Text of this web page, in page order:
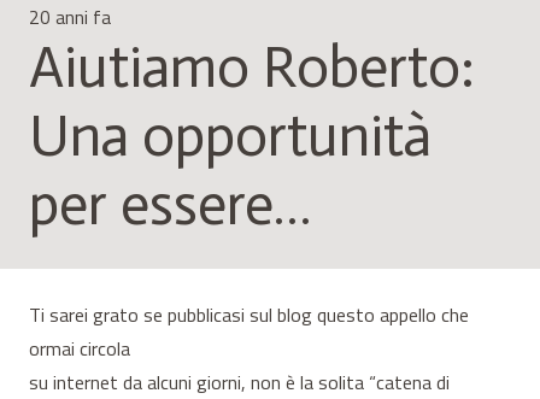
20 anni fa
Aiutiamo Roberto:
Una opportunità
per essere…
Ti sarei grato se pubblicasi sul blog questo appello che
ormai circola
su internet da alcuni giorni, non è la solita “catena di